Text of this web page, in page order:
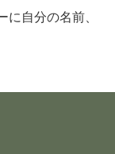
自分の名前、